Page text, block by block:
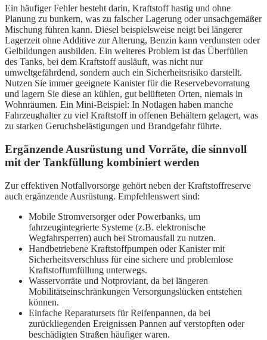
Ein häufiger Fehler besteht darin, Kraftstoff hastig und ohne
Planung zu bunkern, was zu falscher Lagerung oder unsachgemäßer
Mischung führen kann. Diesel beispielsweise neigt bei längerer
Lagerzeit ohne Additive zur Alterung, Benzin kann verdunsten oder
Gelbildungen ausbilden. Ein weiteres Problem ist das Überfüllen
des Tanks, bei dem Kraftstoff ausläuft, was nicht nur
umweltgefährdend, sondern auch ein Sicherheitsrisiko darstellt.
Nutzen Sie immer geeignete Kanister für die Reservebevorratung
und lagern Sie diese an kühlen, gut belüfteten Orten, niemals in
Wohnräumen. Ein Mini-Beispiel: In Notlagen haben manche
Fahrzeughalter zu viel Kraftstoff in offenen Behältern gelagert, was
zu starken Geruchsbelästigungen und Brandgefahr führte.
Ergänzende Ausrüstung und Vorräte, die sinnvoll
mit der Tankfüllung kombiniert werden
Zur effektiven Notfallvorsorge gehört neben der Kraftstoffreserve
auch ergänzende Ausrüstung. Empfehlenswert sind:
Mobile Stromversorger oder Powerbanks, um
fahrzeugintegrierte Systeme (z.B. elektronische
Wegfahrsperren) auch bei Stromausfall zu nutzen.
Handbetriebene Kraftstoffpumpen oder Kanister mit
Sicherheitsverschluss für eine sichere und problemlose
Kraftstoffumfüllung unterwegs.
Wasservorräte und Notproviant, da bei längeren
Mobilitätseinschränkungen Versorgungslücken entstehen
können.
Einfache Reparatursets für Reifenpannen, da bei
zurückliegenden Ereignissen Pannen auf verstopften oder
beschädigten Straßen häufiger waren.